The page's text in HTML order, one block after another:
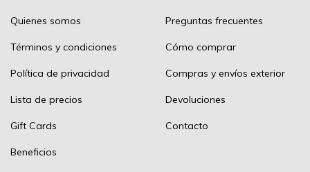
Quienes somos
Términos y condiciones
Política de privacidad
Lista de precios
Gift Cards
Beneficios
Preguntas frecuentes
Cómo comprar
Compras y envíos exterior
Devoluciones
Contacto